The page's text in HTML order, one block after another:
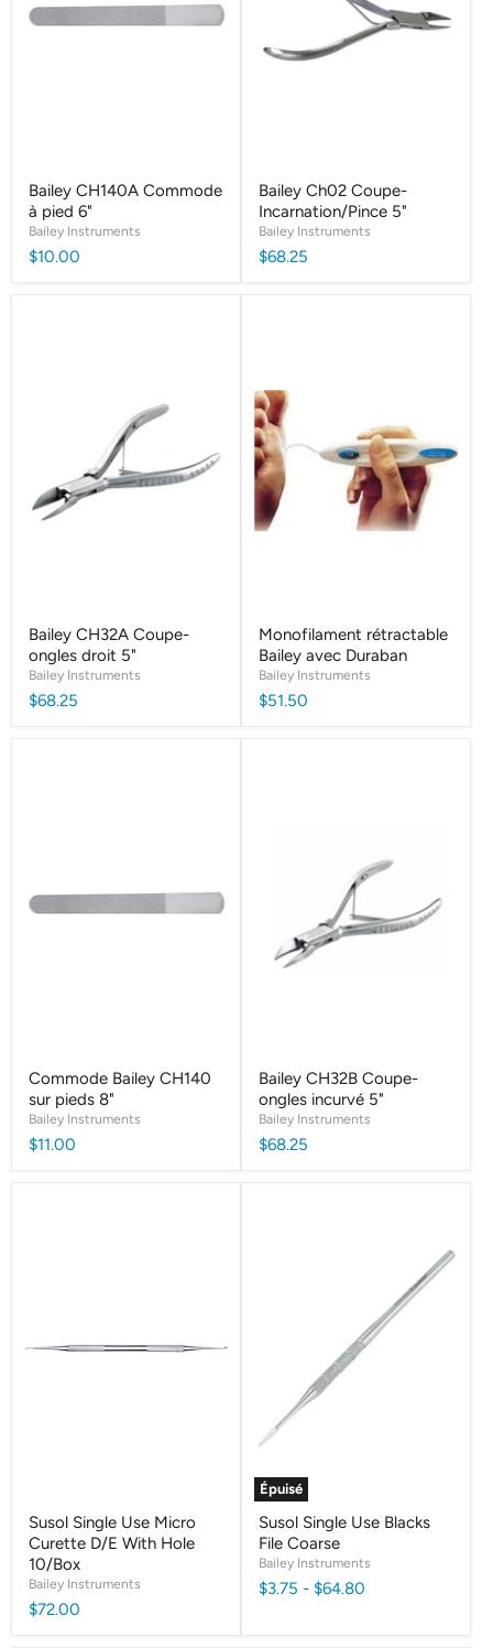
Bailey CH140A Commode
à pied 6"
Bailey Instruments
$10.00
Bailey Ch02 Coupe-
Incarnation/Pince 5"
Bailey Instruments
$68.25
Bailey CH32A Coupe-
ongles droit 5"
Bailey Instruments
$68.25
Monofilament rétractable
Bailey avec Duraban
Bailey Instruments
$51.50
Commode Bailey CH140
sur pieds 8"
Bailey Instruments
$11.00
Bailey CH32B Coupe-
ongles incurvé 5"
Bailey Instruments
$68.25
Susol Single Use Micro
Curette D/E With Hole
10/Box
Bailey Instruments
$72.00
Épuisé
Susol Single Use Blacks
File Coarse
Bailey Instruments
$3.75 - $64.80